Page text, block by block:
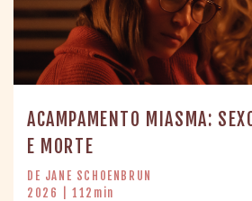
ACAMPAMENTO MIASMA:
E MORTE
DE JANE SCHOENBRUN
2026 | 112min